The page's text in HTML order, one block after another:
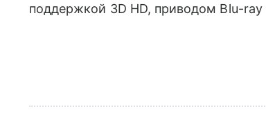
поддержкой 3D HD, приводом Blu-